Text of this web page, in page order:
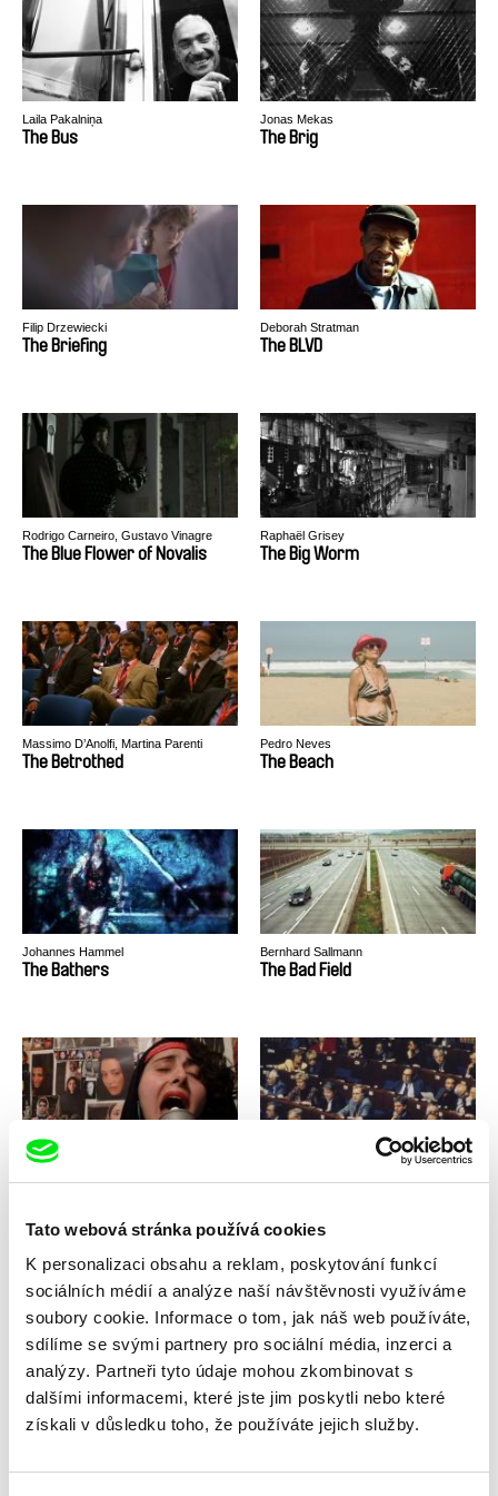
Tato webová stránka používá cookies
K personalizaci obsahu a reklam, poskytování funkcí
sociálních médií a analýze naší návštěvnosti využíváme
soubory cookie. Informace o tom, jak náš web používáte,
sdílíme se svými partnery pro sociální média, inzerci a
analýzy. Partneři tyto údaje mohou zkombinovat s
dalšími informacemi, které jste jim poskytli nebo které
získali v důsledku toho, že používáte jejich služby.
Laila Pakalniņa
The Bus
Jonas Mekas
The Brig
Filip Drzewiecki
The Briefing
Deborah Stratman
The BLVD
Rodrigo Carneiro, Gustavo Vinagre
The Blue Flower of Novalis
Raphaël Grisey
The Big Worm
Massimo D’Anolfi, Martina Parenti
The Betrothed
Pedro Neves
The Beach
Johannes Hammel
The Bathers
Bernhard Sallmann
The Bad Field
Atieh Attarzadeh Firozabad, Aslan
The 17s That's Just Like You!
Marek Šulík
Těžká duše
Marek Šulík